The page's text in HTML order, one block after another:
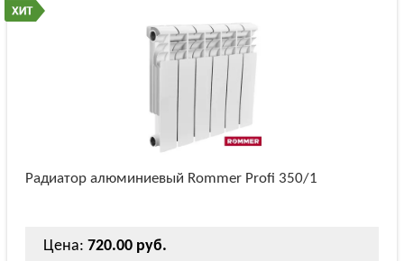
Радиатор алюминиевый Rommer Profi 350/1
Цена: 720.00 руб.